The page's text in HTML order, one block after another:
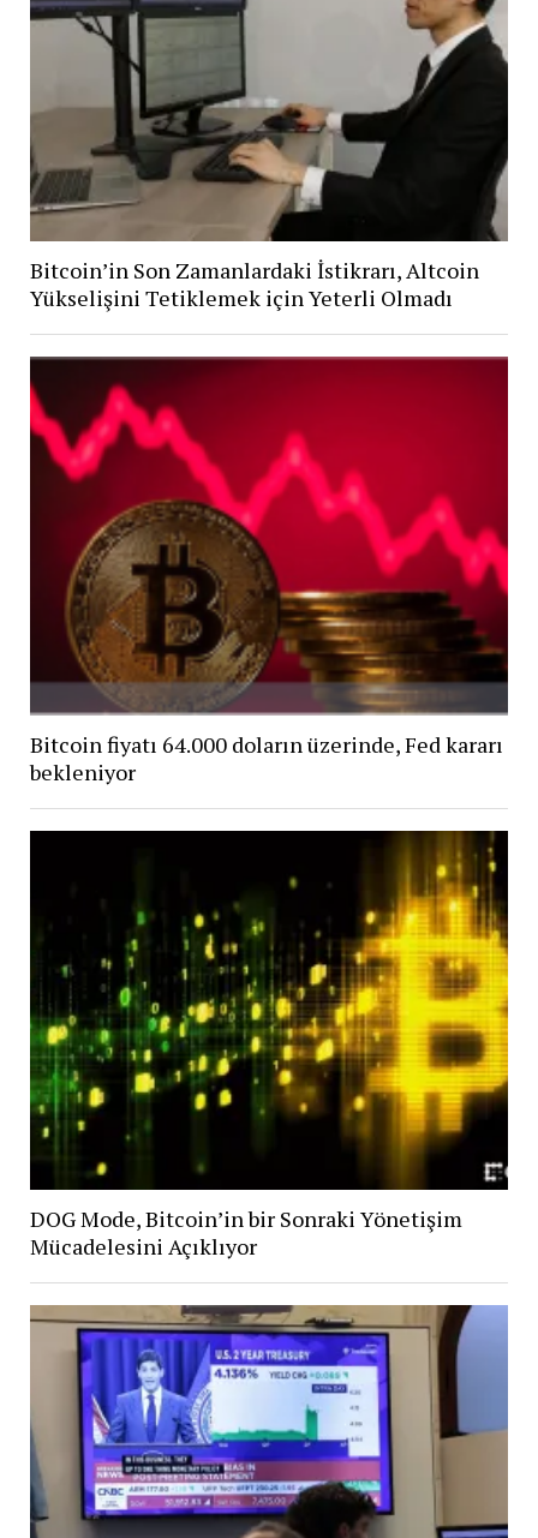
Bitcoin’in Son Zamanlardaki İstikrarı, Altcoin
Yükselişini Tetiklemek için Yeterli Olmadı
Bitcoin fiyatı 64.000 doların üzerinde, Fed kararı
bekleniyor
DOG Mode, Bitcoin’in bir Sonraki Yönetişim
Mücadelesini Açıklıyor